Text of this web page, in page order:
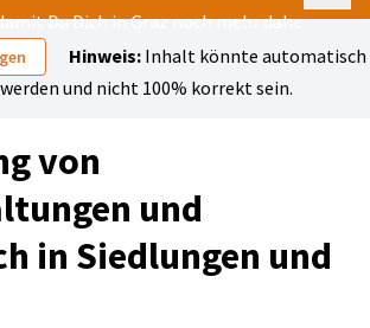
Du Dich in Graz noch mehr daheim
Hinweis:Inhalt könnte automatisch
und nicht 100% korrekt sein.
von
und
in Siedlungen und